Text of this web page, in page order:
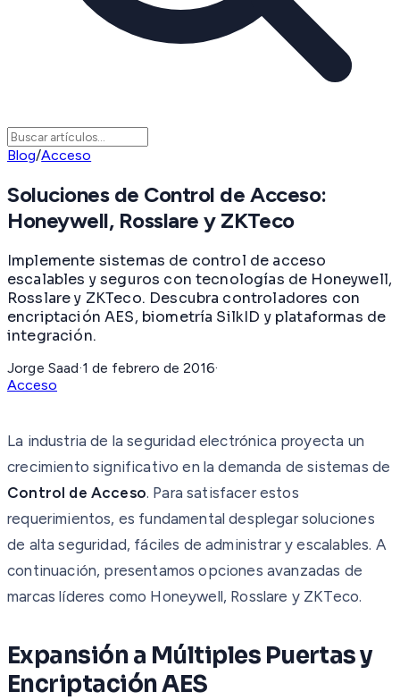
Blog/Acceso
Soluciones de Control de Acceso:
Honeywell, Rosslare y ZKTeco
Implemente sistemas de control de acceso
escalables y seguros con tecnologías de Honeywell,
Rosslare y ZKTeco. Descubra controladores con
encriptación AES, biometría SilkID y plataformas de
integración.
Jorge Saad·1 de febrero de 2016·
Acceso
La industria de la seguridad electrónica proyecta un
crecimiento significativo en la demanda de sistemas de
Control de Acceso. Para satisfacer estos
requerimientos, es fundamental desplegar soluciones
de alta seguridad, fáciles de administrar y escalables. A
continuación, presentamos opciones avanzadas de
marcas líderes como Honeywell, Rosslare y ZKTeco.
Expansión a Múltiples Puertas y
Encriptación AES